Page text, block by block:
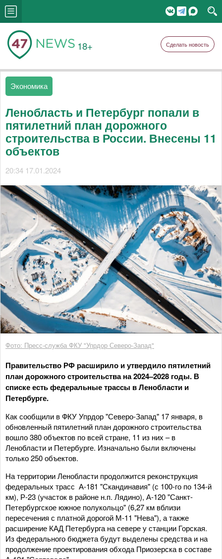
18+ Сделать новость
Экономика
Ленобласть и Петербург попали в
пятилетний план дорожного
строительства в России. Внесены 11
объектов
20:34 17.01.2024
Фото: Пресс-служба ФКУ "Упрдор Северо-Запад"
Правительство РФ расширило и утвердило пятилетний
план дорожного строительства на 2024–2028 годы. В
списке есть федеральные трассы в Ленобласти и
Петербурге.
Как сообщили в ФКУ Упрдор "Северо-Запад" 17 января, в
обновленный пятилетний план дорожного строительства
вошло 380 объектов по всей стране, 11 из них – в
Ленобласти и Петербурге. Изначально были включены
только 250 объектов.
На территории Ленобласти продолжится реконструкция
федеральных трасс А-181 "Скандинавия" (с 100-го по 134-й
км), Р-23 (участок в районе н.п. Лядино), А-120 "Санкт-
Петербургское южное полукольцо" (6,27 км вблизи
пересечения с платной дорогой М-11 "Нева"), а также
расширение КАД Петербурга на севере у станции Горская.
Из федерального бюджета будут выделены средства и на
продолжение проектирования обхода Приозерска в составе